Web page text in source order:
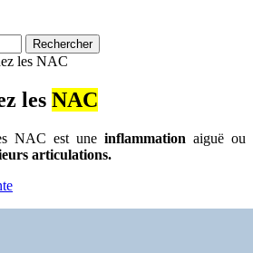
Rechercher
les NAC
les NAC
NAC est une inflammation aiguë ou
articulations.